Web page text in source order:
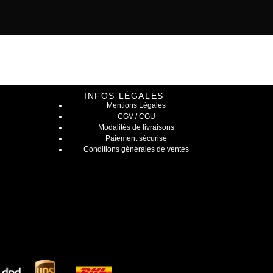
INFOS LÉGALES
Mentions Légales
CGV / CGU
Modalités de livraisons
Paiement sécurisé
Conditions générales de ventes